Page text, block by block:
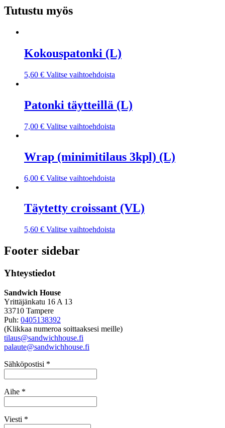
Tutustu myös
Kokouspatonki (L)
5,60 € Valitse vaihtoehdoista
Patonki täytteillä (L)
7,00 € Valitse vaihtoehdoista
Wrap (minimitilaus 3kpl) (L)
6,00 € Valitse vaihtoehdoista
Täytetty croissant (VL)
5,60 € Valitse vaihtoehdoista
Footer sidebar
Yhteystiedot
Sandwich House
Yrittäjänkatu 16 A 13
33710 Tampere
Puh: 0405138392
(Klikkaa numeroa soittaaksesi meille)
tilaus@sandwichhouse.fi
palaute@sandwichhouse.fi
Sähköpostisi *
Aihe *
Viesti *